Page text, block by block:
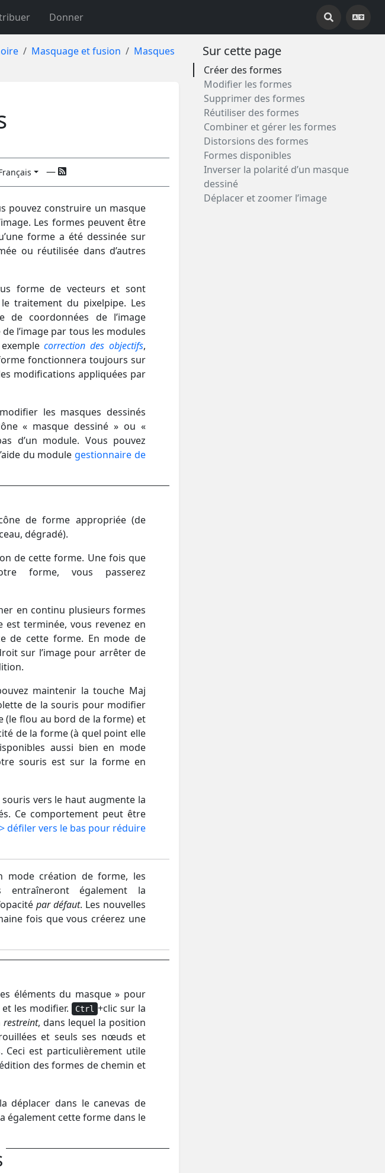
Donner
Masquage et fusion
Masques
—
pouvez construire un masque
Les formes peuvent être
forme a été dessinée sur
ou réutilisée dans d’autres
forme de vecteurs et sont
traitement du pixelpipe. Les
de coordonnées de l’image
l’image par tous les modules
correction des objectifs,
fonctionnera toujours sur
modifications appliquées par
les masques dessinés
« masque dessiné » ou «
d’un module. Vous pouvez
du module gestionnaire de
de forme appropriée (de
dégradé).
de cette forme. Une fois que
forme, vous passerez
en continu plusieurs formes
est terminée, vous revenez en
de cette forme. En mode de
sur l’image pour arrêter de
maintenir la touche Maj
de la souris pour modifier
(le flou au bord de la forme) et
de la forme (à quel point elle
aussi bien en mode
souris est sur la forme en
vers le haut augmente la
Ce comportement peut être
défiler vers le bas pour réduire
mode création de forme, les
entraîneront également la
par défaut. Les nouvelles
fois que vous créerez une
éléments du masque » pour
et les modifier. Ctrl +clic sur la
restreint, dans lequel la position
et seuls ses nœuds et
Ceci est particulièrement utile
des formes de chemin et
déplacer dans le canevas de
également cette forme dans le
Sur cette page
Créer des formes
Modifier les formes
Supprimer des formes
Réutiliser des formes
Combiner et gérer les formes
Distorsions des formes
Formes disponibles
Inverser la polarité d’un masque
dessiné
Déplacer et zoomer l’image